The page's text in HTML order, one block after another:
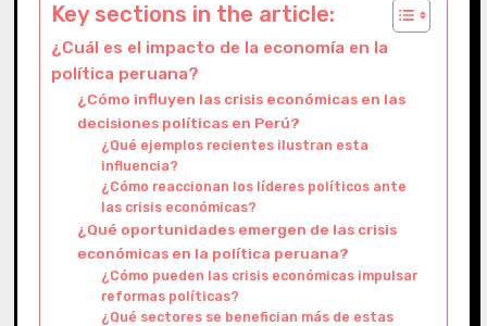
Key sections in the article:
¿Cuál es el impacto de la economía en la
política peruana?
¿Cómo influyen las crisis económicas en las
decisiones políticas en Perú?
¿Qué ejemplos recientes ilustran esta
influencia?
¿Cómo reaccionan los líderes políticos ante
las crisis económicas?
¿Qué oportunidades emergen de las crisis
económicas en la política peruana?
¿Cómo pueden las crisis económicas impulsar
reformas políticas?
¿Qué sectores se benefician más de estas